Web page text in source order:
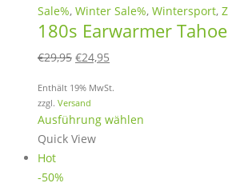
auf.
Die
Sale%, Winter Sale%, Wintersport,
180s Earwarmer Tahoe
€29,95 Ursprünglicher
war:
€29,95
€24,95
ist:
€24,95.
Enthält 19% MwSt.
zzgl. Versand
Ausführung wählen
Quick View
Hot
-50%